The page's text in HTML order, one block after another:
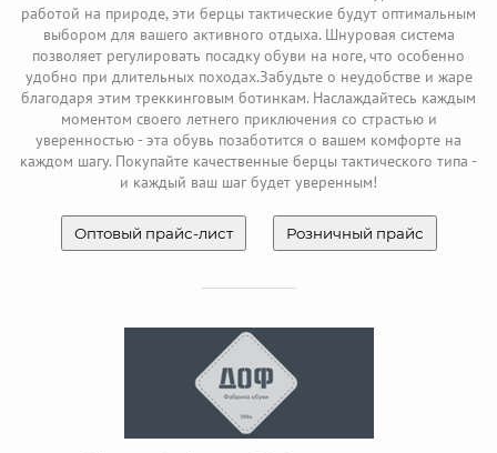
работой на природе, эти берцы тактические будут оптимальным
выбором для вашего активного отдыха. Шнуровая система
позволяет регулировать посадку обуви на ноге, что особенно
удобно при длительных походах.Забудьте о неудобстве и жаре
благодаря этим треккинговым ботинкам. Наслаждайтесь каждым
моментом своего летнего приключения со страстью и
уверенностью - эта обувь позаботится о вашем комфорте на
каждом шагу. Покупайте качественные берцы тактического типа -
и каждый ваш шаг будет уверенным!
Оптовый прайс-лист Розничный прайс